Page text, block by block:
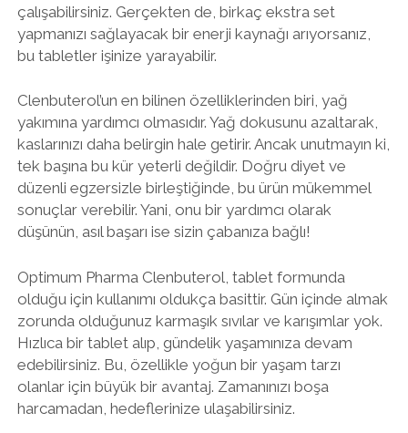
çalışabilirsiniz. Gerçekten de, birkaç ekstra set
yapmanızı sağlayacak bir enerji kaynağı arıyorsanız,
bu tabletler işinize yarayabilir.
Clenbuterol’un en bilinen özelliklerinden biri, yağ
yakımına yardımcı olmasıdır. Yağ dokusunu azaltarak,
kaslarınızı daha belirgin hale getirir. Ancak unutmayın ki,
tek başına bu kür yeterli değildir. Doğru diyet ve
düzenli egzersizle birleştiğinde, bu ürün mükemmel
sonuçlar verebilir. Yani, onu bir yardımcı olarak
düşünün, asıl başarı ise sizin çabanıza bağlı!
Optimum Pharma Clenbuterol, tablet formunda
olduğu için kullanımı oldukça basittir. Gün içinde almak
zorunda olduğunuz karmaşık sıvılar ve karışımlar yok.
Hızlıca bir tablet alıp, gündelik yaşamınıza devam
edebilirsiniz. Bu, özellikle yoğun bir yaşam tarzı
olanlar için büyük bir avantaj. Zamanınızı boşa
harcamadan, hedeflerinize ulaşabilirsiniz.